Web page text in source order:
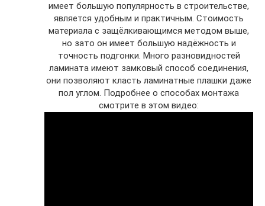
имеет большую популярность в строительстве,
является удобным и практичным. Стоимость
материала с защёлкивающимся методом выше,
но зато он имеет большую надёжность и
точность подгонки. Много разновидностей
ламината имеют замковый способ соединения,
они позволяют класть ламинатные плашки даже
пол углом. Подробнее о способах монтажа
смотрите в этом видео: